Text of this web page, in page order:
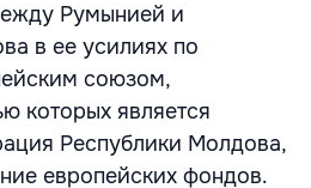
Румынией и
в ее усилиях по
союзом,
которых является
Республики Молдова,
европейских фондов.